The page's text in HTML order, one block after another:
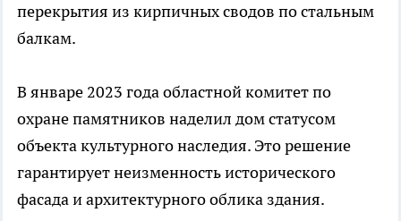
перекрытия из кирпичных сводов по стальным
балкам.
В январе 2023 года областной комитет по
охране памятников наделил дом статусом
объекта культурного наследия. Это решение
гарантирует неизменность исторического
фасада и архитектурного облика здания.